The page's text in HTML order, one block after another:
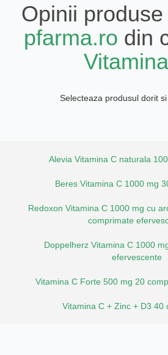
Opinii
pfarma.ro din
Selecteaza produsul dorit
Alevia Vitamina C naturala
Beres Vitamina C 1000 mg
Redoxon Vitamina C 1000 mg cu
comprimate
Doppelherz Vitamina C 1000
efervescente
Vitamina C Forte 500 mg 20
Vitamina C + Zinc + D3 40